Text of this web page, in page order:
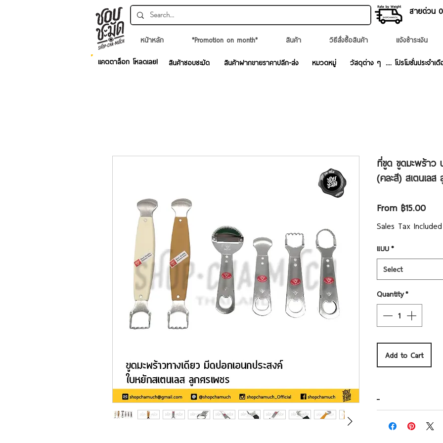
สายด่วน
หน้าหลัก *Promotion on month* สินค้า วิธีสั่งซื้อสินค้า แจ้งชำระเงิน
สินค้าชอบชะมัด สินค้าฝากขายราคาปลีก-ส่ง หมวดหมู่ วัสดุต่าง ๆ .... โปรโมชั่นประจำเ
แคตตาล็อก โหลดเลย!
ที่ขูด ขูดมะพร้าว
(คละสี) สเตนเลส
From ฿15.00Sale
Sales Tax Included
แบบ*
Select
Quantity*
Add to Cart